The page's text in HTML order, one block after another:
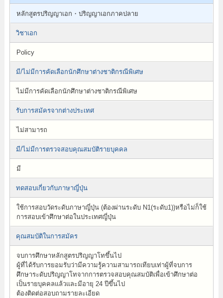
หลักสูตรปริญญาเอก・ปริญญาเอกภาคปลาย
วิชาเอก
Policy
มี/ไม่มีการคัดเลือกนักศึกษาต่างชาติกรณีพิเศษ
ไม่มีการคัดเลือกนักศึกษาต่างชาติกรณีพิเศษ
รับการสมัครจากต่างประเทศ
ไม่สามารถ
มี/ไม่มีการตรวจสอบคุณสมบัติรายบุคคล
มี
ทดสอบเกี่ยวกับภาษาญี่ปุ่น
ใช้การสอบวัดระดับภาษาญี่ปุ่น (ต้องผ่านระดับ N1(ระดับ1))หรือไม่ก็ใช้
การสอบเข้าศึกษาต่อในประเทศญี่ปุ่น
คุณสมบัติในการสมัคร
จบการศึกษาหลักสูตรปริญญาโทขึ้นไป
ผู้ที่ได้รับการยอมรับว่ามีความรู้ความสามารถเทียบเท่าผู้ที่จบการ
ศึกษาระดับปริญญาโทจากการตรวจสอบคุณสมบัติเพื่อเข้าศึกษาต่อ
เป็นรายบุคคลแล้วและมีอายุ 24 ปีขึ้นไป
ต้องติดต่อสอบถามรายละเอียด